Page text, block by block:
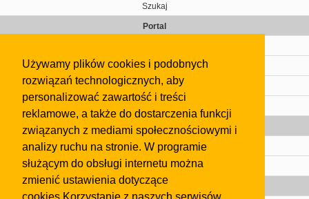
Używamy plików cookies i podobnych
rozwiązań technologicznych, aby
personalizować zawartość i treści
reklamowe, a także do dostarczenia funkcji
związanych z mediami społecznościowymi i
analizy ruchu na stronie. W programie
służącym do obsługi internetu można
zmienić ustawienia dotyczące
Szukaj
Portal
Kontakt
Regulamin
Gazeta
Olkusz
Kontakt
Strefa dla biznesu